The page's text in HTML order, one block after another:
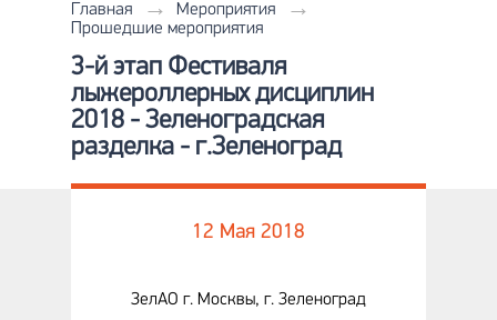
Главная
Мероприятия
Прошедшие мероприятия
3-й этап Фестиваля
лыжероллерных дисциплин
2018 - Зеленоградская
разделка - г.Зеленоград
12 Мая 2018
ЗелАО г. Москвы, г. Зеленоград